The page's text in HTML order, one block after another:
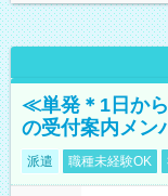
≪単発＊1日か
の受付案内メン
派遣 職種未経験OK